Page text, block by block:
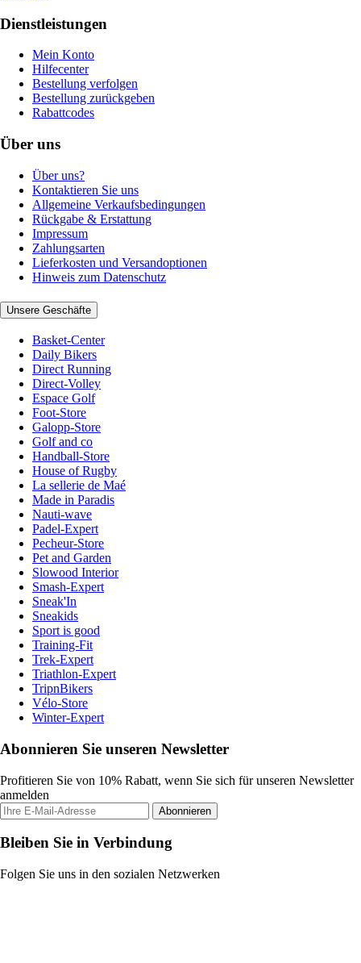
Dienstleistungen
Mein Konto
Hilfecenter
Bestellung verfolgen
Bestellung zurückgeben
Rabattcodes
Über uns
Über uns?
Kontaktieren Sie uns
Allgemeine Verkaufsbedingungen
Rückgabe & Erstattung
Impressum
Zahlungsarten
Lieferkosten und Versandoptionen
Hinweis zum Datenschutz
Unsere Geschäfte
Basket-Center
Daily Bikers
Direct Running
Direct-Volley
Espace Golf
Foot-Store
Galopp-Store
Golf and co
Handball-Store
House of Rugby
La sellerie de Maé
Made in Paradis
Nauti-wave
Padel-Expert
Pecheur-Store
Pet and Garden
Slowood Interior
Smash-Expert
Sneak'In
Sneakids
Sport is good
Training-Fit
Trek-Expert
Triathlon-Expert
TripnBikers
Vélo-Store
Winter-Expert
Abonnieren Sie unseren Newsletter
Profitieren Sie von 10% Rabatt, wenn Sie sich für unseren Newsletter
anmelden
Abonnieren
Bleiben Sie in Verbindung
Folgen Sie uns in den sozialen Netzwerken